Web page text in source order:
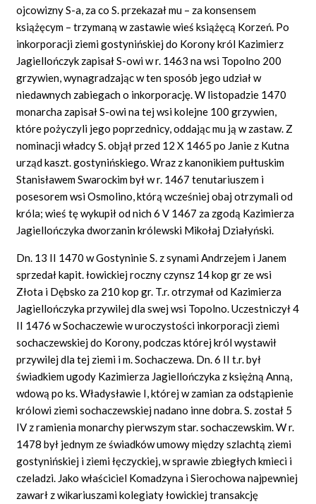
ojcowizny S-a, za co S. przekazał mu – za konsensem
książęcym – trzymaną w zastawie wieś książęcą Korzeń. Po
inkorporacji ziemi gostynińskiej do Korony król Kazimierz
Jagiellończyk zapisał S-owi w r. 1463 na wsi Topolno 200
grzywien, wynagradzając w ten sposób jego udział w
niedawnych zabiegach o inkorporację. W listopadzie 1470
monarcha zapisał S-owi na tej wsi kolejne 100 grzywien,
które pożyczyli jego poprzednicy, oddając mu ją w zastaw. Z
nominacji władcy S. objął przed 12 X 1465 po Janie z Kutna
urząd kaszt. gostynińskiego. Wraz z kanonikiem pułtuskim
Stanisławem Swarockim był w r. 1467 tenutariuszem i
posesorem wsi Osmolino, którą wcześniej obaj otrzymali od
króla; wieś tę wykupił od nich 6 V 1467 za zgodą Kazimierza
Jagiellończyka dworzanin królewski Mikołaj Działyński.
Dn. 13 II 1470 w Gostyninie S. z synami Andrzejem i Janem
sprzedał kapit. łowickiej roczny czynsz 14 kop gr ze wsi
Złota i Dębsko za 210 kop gr. T.r. otrzymał od Kazimierza
Jagiellończyka przywilej dla swej wsi Topolno. Uczestniczył 4
II 1476 w Sochaczewie w uroczystości inkorporacji ziemi
sochaczewskiej do Korony, podczas której król wystawił
przywilej dla tej ziemi i m. Sochaczewa. Dn. 6 II t.r. był
świadkiem ugody Kazimierza Jagiellończyka z księżną Anną,
wdową po ks. Władysławie I, której w zamian za odstąpienie
królowi ziemi sochaczewskiej nadano inne dobra. S. został 5
IV z ramienia monarchy pierwszym star. sochaczewskim. W r.
1478 był jednym ze świadków umowy między szlachtą ziemi
gostynińskiej i ziemi łęczyckiej, w sprawie zbiegłych kmieci i
czeladzi. Jako właściciel Komadzyna i Sierochowa najpewniej
zawarł z wikariuszami kolegiaty łowickiej transakcję